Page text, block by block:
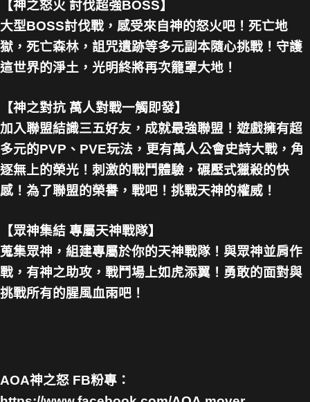
【神之怒火 討伐超強BOSS】
大型BOSS討伐戰，感受來自神的怒火吧！死亡地
獄，死亡森林，詛咒遺跡等多元副本隨心挑戰！守護
這世界的淨土，光明終將再次籠罩大地！
【神之對抗 萬人對戰一觸即發】
加入聯盟結識三五好友，成就最強聯盟！遊戲擁有超
多元的PVP、PVE玩法，更有萬人公會史詩大戰，角
逐無上的榮光！刺激的戰鬥體驗，碾壓式獵殺的快
感！為了聯盟的榮譽，戰吧！挑戰天神的權威！
【眾神集結 專屬天神戰隊】
蒐集眾神，組建專屬於你的天神戰隊！與眾神並肩作
戰，有神之助攻，戰鬥場上如虎添翼！勇敢的面對與
挑戰所有的腥風血雨吧！
AOA神之怒 FB粉專：